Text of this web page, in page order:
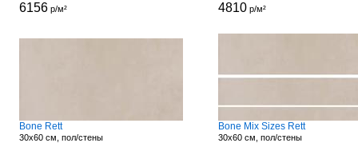
6156р/м² 4810р/м²
Bone Rett
30x60 см, пол/стены
Bone Mix Sizes Rett
30x60 см, пол/стены